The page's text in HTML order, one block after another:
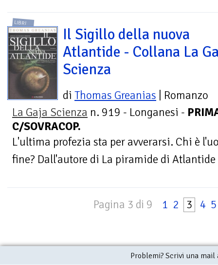
LIBRI
Il Sigillo della nuova
Atlantide - Collana La
Scienza
di Thomas Greanias | Romanzo
La Gaja Scienza n. 919 - Longanesi -
C/SOVRACOP.
L'ultima profezia sta per avverarsi. Chi è
fine? Dall'autore di La piramide di Atlantide
Pagina 3 di 9 1 2 3 4 5
Problemi? Scrivi una